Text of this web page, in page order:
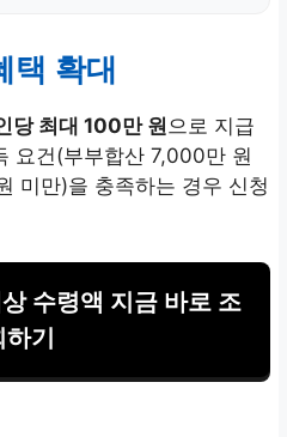
택 확대
당 최대 100만 원으로 지급
요건(부부합산 7,000만 원
미만)을 충족하는 경우 신청
수령액 지금 바로 조
하기